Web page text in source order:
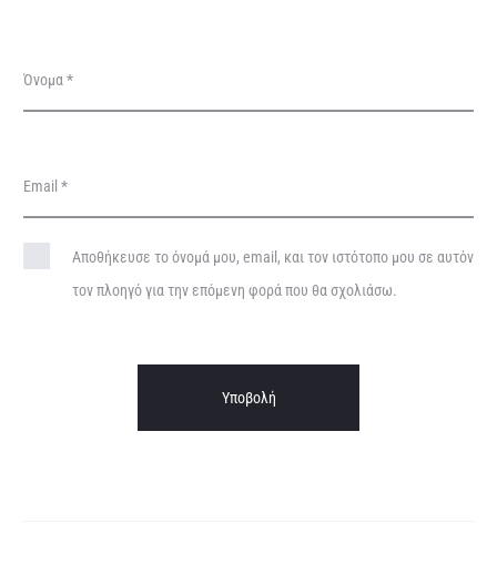
Όνομα*
Email *
Αποθήκευσε το όνομά μου, email, και τον ιστότοπο μου σε αυτόν
τον πλοηγό για την επόμενη φορά που θα σχολιάσω.